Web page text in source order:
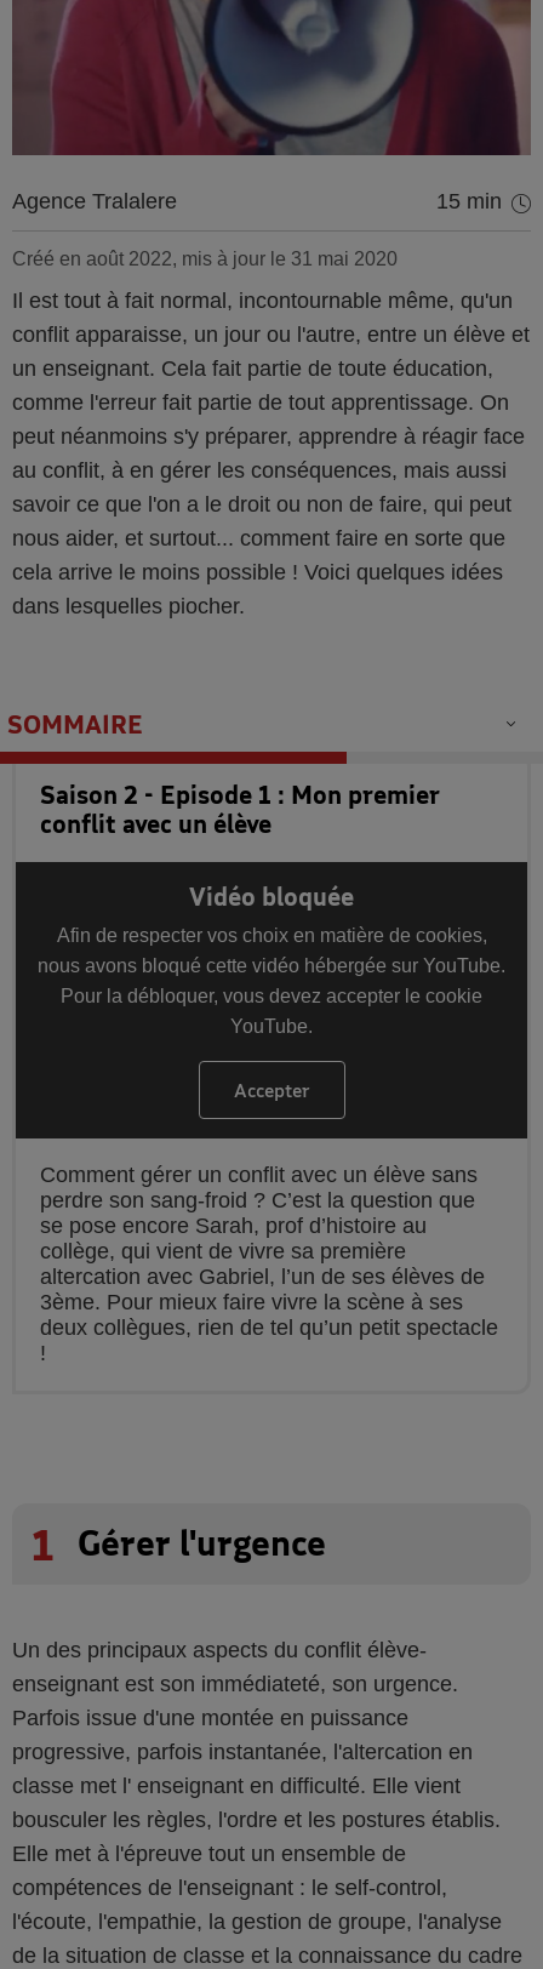
Agence Tralalere 15 min
Créé en août 2022, mis à jour le 31 mai 2020
Il est tout à fait normal, incontournable même, qu'un
conflit apparaisse, un jour ou l'autre, entre un élève et
un enseignant. Cela fait partie de toute éducation,
comme l'erreur fait partie de tout apprentissage. On
peut néanmoins s'y préparer, apprendre à réagir face
au conflit, à en gérer les conséquences, mais aussi
savoir ce que l'on a le droit ou non de faire, qui peut
nous aider, et surtout... comment faire en sorte que
cela arrive le moins possible ! Voici quelques idées
dans lesquelles piocher.
SOMMAIRE
Saison 2 - Episode 1 : Mon premier
conflit avec un élève
Vidéo bloquée
Afin de respecter vos choix en matière de cookies,
nous avons bloqué cette vidéo hébergée sur YouTube.
Pour la débloquer, vous devez accepter le cookie
YouTube.
Accepter
les cookies YouTube
Comment gérer un conflit avec un élève sans
perdre son sang-froid ? C’est la question que
se pose encore Sarah, prof d’histoire au
collège, qui vient de vivre sa première
altercation avec Gabriel, l’un de ses élèves de
3ème. Pour mieux faire vivre la scène à ses
deux collègues, rien de tel qu’un petit spectacle
!
1 Gérer l'urgence
Un des principaux aspects du conflit élève-
enseignant est son immédiateté, son urgence.
Parfois issue d'une montée en puissance
progressive, parfois instantanée, l'altercation en
classe met l' enseignant en difficulté. Elle vient
bousculer les règles, l'ordre et les postures établis.
Elle met à l'épreuve tout un ensemble de
compétences de l'enseignant : le self-control,
l'écoute, l'empathie, la gestion de groupe, l'analyse
de la situation de classe et la connaissance du cadre